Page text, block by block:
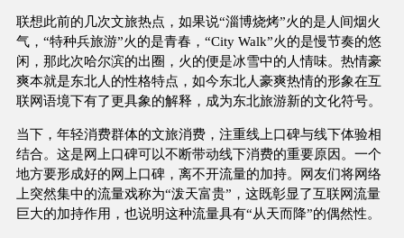
联想此前的几次文旅热点，如果说“淄博烧烤”火的是人间烟火
气，“特种兵旅游”火的是青春，“City Walk”火的是慢节奏的悠
闲，那此次哈尔滨的出圈，火的便是冰雪中的人情味。热情豪
爽本就是东北人的性格特点，如今东北人豪爽热情的形象在互
联网语境下有了更具象的解释，成为东北旅游新的文化符号。
当下，年轻消费群体的文旅消费，注重线上口碑与线下体验相
结合。这是网上口碑可以不断带动线下消费的重要原因。一个
地方要形成好的网上口碑，离不开流量的加持。网友们将网络
上突然集中的流量戏称为“泼天富贵”，这既彰显了互联网流量
巨大的加持作用，也说明这种流量具有“从天而降”的偶然性。